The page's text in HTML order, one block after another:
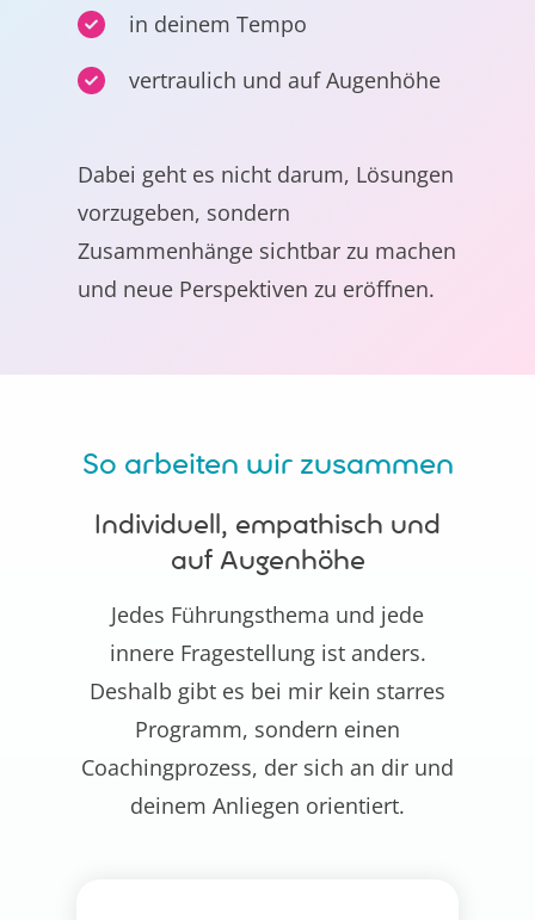
in deinem Tempo
vertraulich und auf Augenhöhe
Dabei geht es nicht darum, Lösungen
vorzugeben, sondern
Zusammenhänge sichtbar zu machen
und neue Perspektiven zu eröffnen.
So arbeiten wir zusammen
Individuell, empathisch und
auf Augenhöhe
Jedes Führungsthema und jede
innere Fragestellung ist anders.
Deshalb gibt es bei mir kein starres
Programm, sondern einen
Coachingprozess, der sich an dir und
deinem Anliegen orientiert.